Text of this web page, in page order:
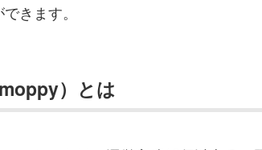
きます。
）とは